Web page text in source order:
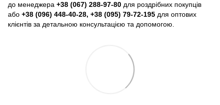
до менеджера +38 (067) 288-97-80 для роздрібних покупців
або +38 (096) 448-40-28, +38 (095) 79-72-195 для оптових
клієнтів за детальною консультацією та допомогою.